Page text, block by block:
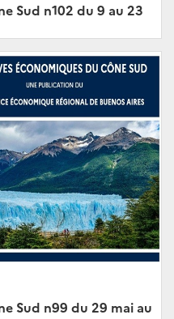
Sud n102 du 9 au 23
Sud n99 du 29 mai au